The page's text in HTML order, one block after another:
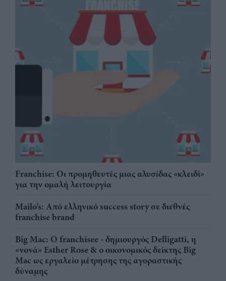
Franchise: Οι προμηθευτές μιας αλυσίδας «κλειδί»
για την ομαλή λειτουργία
Mailo’s: Από ελληνικό success story σε διεθνές
franchise brand
Big Mac: Ο franchisee - δημιουργός Delligatti, η
«νονά» Esther Rose & ο οικονομικός δείκτης Big
Mac ως εργαλείο μέτρησης της αγοραστικής
δύναμης